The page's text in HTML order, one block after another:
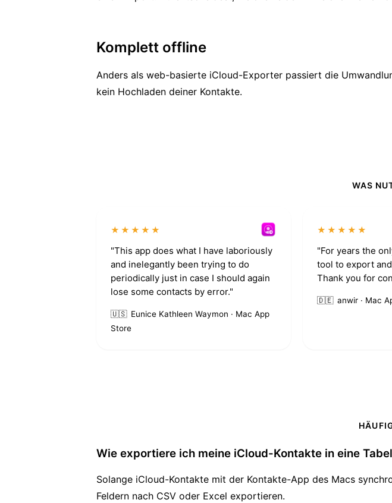
Komplett offline
Anders als web-basierte iCloud-Exporter passiert die
kein Hochladen deiner Kontakte.
WAS
★★★★★
"This app does what I have laboriously
and inelegantly been trying to do
periodically just in case I should again
lose some contacts by error."
🇺🇸 Eunice Kathleen Waymon · Mac App
Store
★★★★★
"For years the
tool to export
Thank you for
🇩🇪 anwir · Mac
Wie exportiere ich meine iCloud-Kontakte in eine
Solange iCloud-Kontakte mit der Kontakte-App des Macs
Feldern nach CSV oder Excel exportieren.